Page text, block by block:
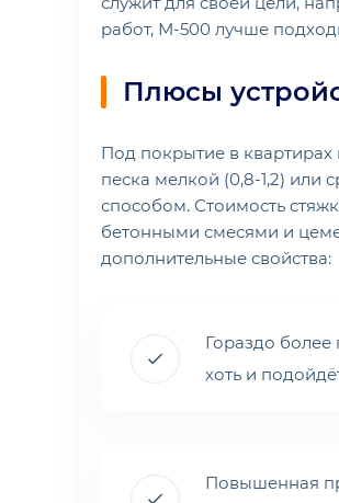
работ, М-500 лучше
Плюсы
Под покрытие в
песка мелкой (0,8-1,2) или
способом. Стоимость
бетонными смесями и
дополнительные свойства:
Гораздо более
хоть и
Повышенная